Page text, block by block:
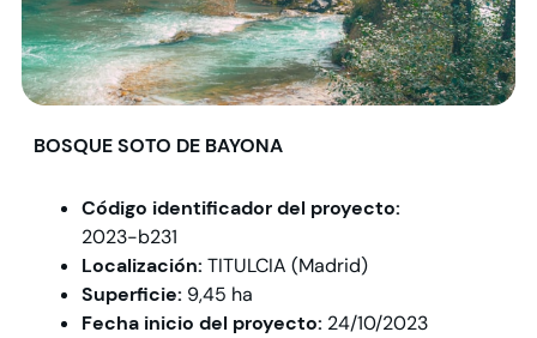
BOSQUE SOTO DE BAYONA
Código identificador del proyecto:
2023-b231
Localización: TITULCIA (Madrid)
Superficie: 9,45 ha
Fecha inicio del proyecto: 24/10/2023